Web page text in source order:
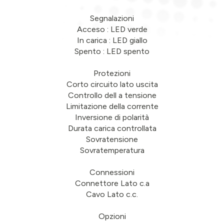
Segnalazioni
Acceso : LED verde
In carica : LED giallo
Spento : LED spento
Protezioni
Corto circuito lato uscita
Controllo dell a tensione
Limitazione della corrente
Inversione di polarità
Durata carica controllata
Sovratensione
Sovratemperatura
Connessioni
Connettore Lato c.a
Cavo Lato c.c.
Opzioni